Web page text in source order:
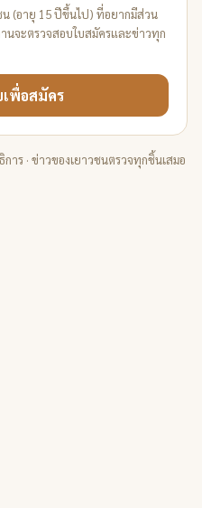
(อายุ 15 ปีขึ้นไป) ที่อยากมีส่วน
านจะตรวจสอบใบสมัครและข่าวทุก
เพื่อสมัคร
ร · ข่าวของเยาวชนตรวจทุกชิ้นเสมอ